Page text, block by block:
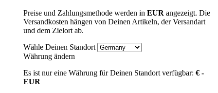
Preise und Zahlungsmethode werden in EUR angezeigt. Die
Versandkosten hängen von Deinen Artikeln, der Versandart
und dem Zielort ab.
Wähle Deinen Standort
Währung ändern
Es ist nur eine Währung für Deinen Standort verfügbar: € -
EUR